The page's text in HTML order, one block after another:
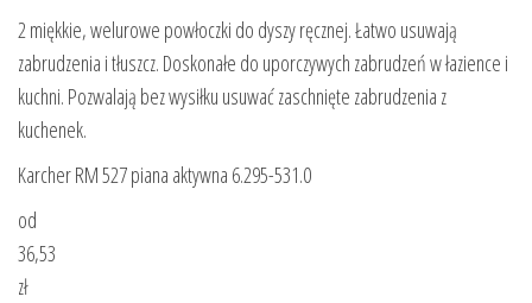
2 miękkie, welurowe powłoczki do dyszy ręcznej. Łatwo usuwają
zabrudzenia i tłuszcz. Doskonałe do uporczywych zabrudzeń w łazience i
kuchni. Pozwalają bez wysiłku usuwać zaschnięte zabrudzenia z
kuchenek.
Karcher RM 527 piana aktywna 6.295-531.0
od
36,53
zł